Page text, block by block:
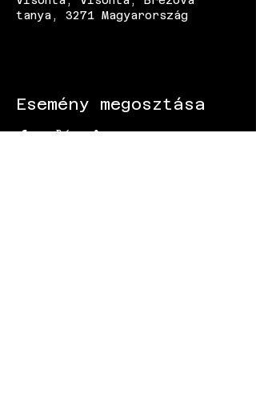
tanya, 3271 Magyarország
Esemény megosztása